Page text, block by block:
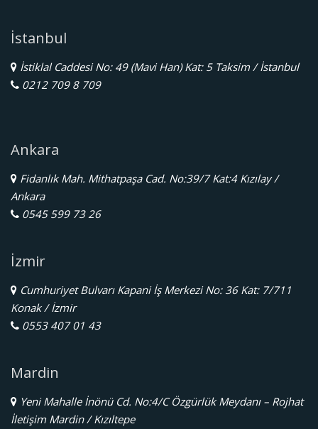
İstanbul
İstiklal Caddesi No: 49 (Mavi Han) Kat: 5 Taksim / İstanbul
0212 709 8 709
Ankara
Fidanlık Mah. Mithatpaşa Cad. No:39/7 Kat:4 Kızılay /
Ankara
0545 599 73 26
İzmir
Cumhuriyet Bulvarı Kapani İş Merkezi No: 36 Kat: 7/711
Konak / İzmir
0553 407 01 43
Mardin
Yeni Mahalle İnönü Cd. No:4/C Özgürlük Meydanı – Rojhat
İletişim Mardin / Kızıltepe